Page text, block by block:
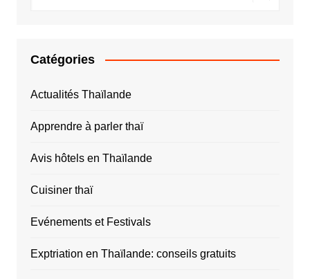
Catégories
Actualités Thaïlande
Apprendre à parler thaï
Avis hôtels en Thaïlande
Cuisiner thaï
Evénements et Festivals
Exptriation en Thaïlande: conseils gratuits